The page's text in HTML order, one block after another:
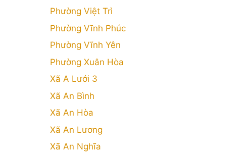
Phường Việt Trì
Phường Vĩnh Phúc
Phường Vĩnh Yên
Phường Xuân Hòa
Xã A Lưới 3
Xã An Bình
Xã An Hòa
Xã An Lương
Xã An Nghĩa